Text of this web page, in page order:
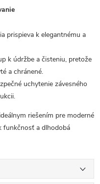
prispieva k elegantnému a
k údržbe a čisteniu, pretože
a chránené.
uchytenie závesného
riešením pre moderné
funkčnosť a dlhodobá